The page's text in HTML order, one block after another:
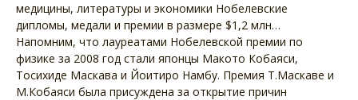
медицины, литературы и экономики Нобелевские
дипломы, медали и премии в размере $1,2 млн…
Напомним, что лауреатами Нобелевской премии по
физике за 2008 год стали японцы Макото Кобаяси,
Тосихиде Маскава и Йоитиро Намбу. Премия Т.Маскаве и
М.Кобаяси была присуждена за открытие причин